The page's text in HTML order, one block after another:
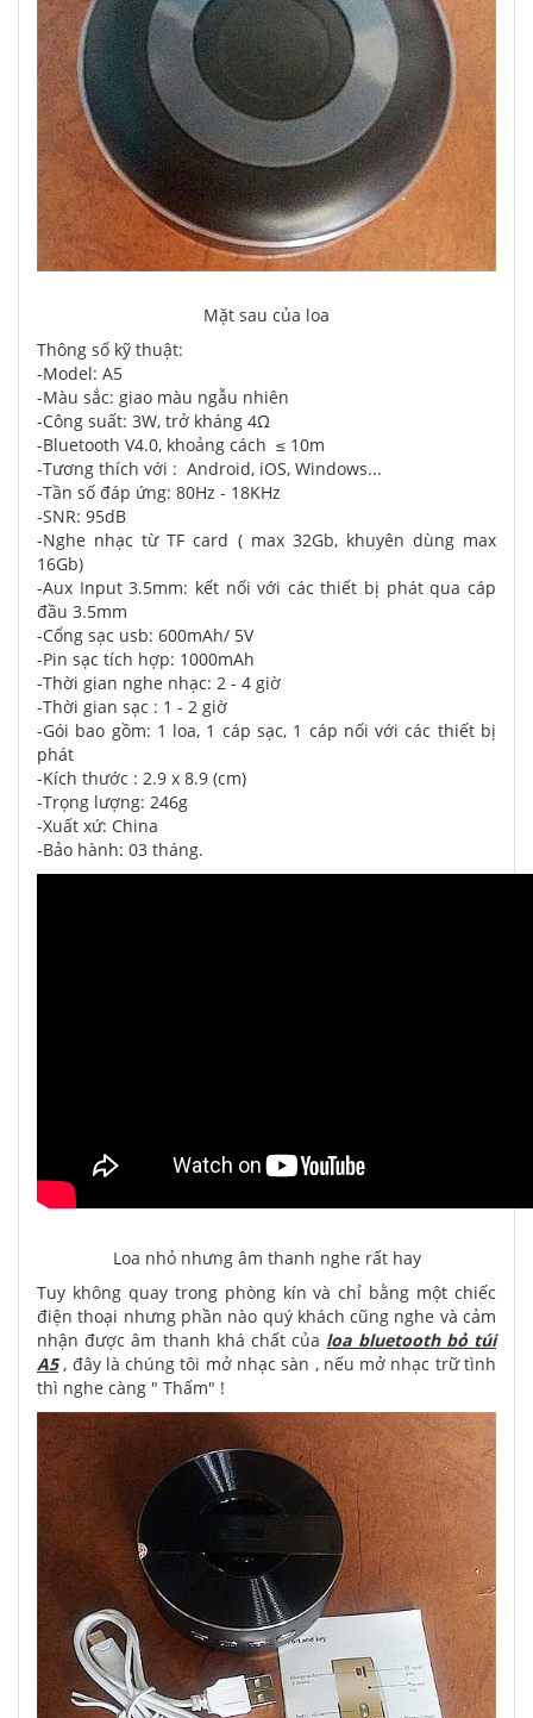
Mặt sau của loa
Thông số kỹ thuật:
-Model: A5
-Màu sắc: giao màu ngẫu nhiên
-Công suất: 3W, trở kháng 4Ω
-Bluetooth V4.0, khoảng cách ≤ 10m
-Tương thích với : Android, iOS, Windows...
-Tần số đáp ứng: 80Hz - 18KHz
-SNR: 95dB
-Nghe nhạc từ TF card ( max 32Gb, khuyên dùng max
16Gb)
-Aux Input 3.5mm: kết nối với các thiết bị phát qua cáp
đầu 3.5mm
-Cổng sạc usb: 600mAh/ 5V
-Pin sạc tích hợp: 1000mAh
-Thời gian nghe nhạc: 2 - 4 giờ
-Thời gian sạc : 1 - 2 giờ
-Gói bao gồm: 1 loa, 1 cáp sạc, 1 cáp nối với các thiết bị
phát
-Kích thước : 2.9 x 8.9 (cm)
-Trọng lượng: 246g
-Xuất xứ: China
-Bảo hành: 03 tháng.
Loa nhỏ nhưng âm thanh nghe rất hay
Tuy không quay trong phòng kín và chỉ bằng một chiếc
điện thoại nhưng phần nào quý khách cũng nghe và cảm
nhận được âm thanh khá chất của loa bluetooth bỏ túi
A5, đây là chúng tôi mở nhạc sàn , nếu mở nhạc trữ tình
thì nghe càng " Thấm" !